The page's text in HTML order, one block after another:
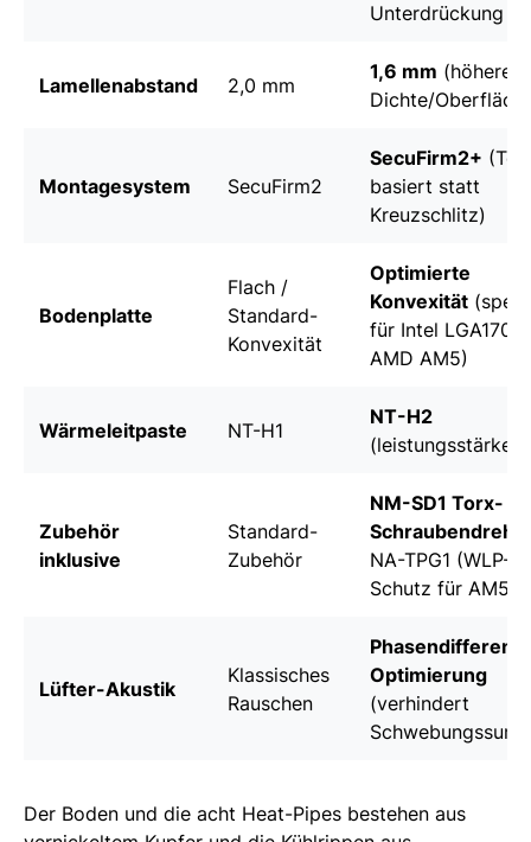
Unterdrückung
Lamellenabstand 2,0 mm
1,6 mm (höhere
Dichte/
Montagesystem SecuFirm2
SecuFirm2+
basiert statt
Kreuzschlitz)
Bodenplatte
Flach /
Standard-
Konvexität
Optimierte
Konvexität
für Intel LGA1700
AMD AM5)
Wärmeleitpaste NT-H1
NT-H2
(leistungsstärker)
Zubehör
inklusive
Standard-
Zubehör
NM-SD1 Torx-
NA-TPG1 (WLP-
Schutz für AM5)
Lüfter-Akustik
Klassisches
Rauschen
Optimierung
(verhindert
Der Boden und die acht Heat-Pipes bestehen aus